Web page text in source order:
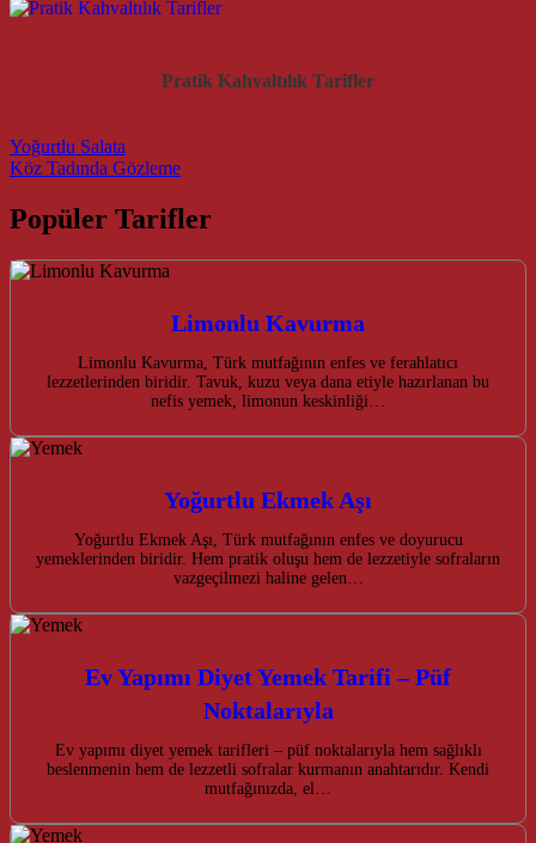
Pratik Kahvaltılık Tarifler
Post navigation
Yoğurtlu Salata
Köz Tadında Gözleme
Popüler Tarifler
Limonlu Kavurma
Limonlu Kavurma, Türk mutfağının enfes ve ferahlatıcı
lezzetlerinden biridir. Tavuk, kuzu veya dana etiyle hazırlanan bu
nefis yemek, limonun keskinliği…
Yoğurtlu Ekmek Aşı
Yoğurtlu Ekmek Aşı, Türk mutfağının enfes ve doyurucu
yemeklerinden biridir. Hem pratik oluşu hem de lezzetiyle sofraların
vazgeçilmezi haline gelen…
Ev Yapımı Diyet Yemek Tarifi – Püf
Noktalarıyla
Ev yapımı diyet yemek tarifleri – püf noktalarıyla hem sağlıklı
beslenmenin hem de lezzetli sofralar kurmanın anahtarıdır. Kendi
mutfağınızda, el…